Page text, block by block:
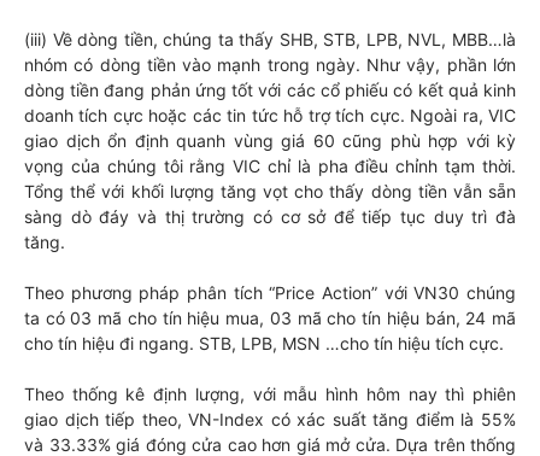
(iii) Về dòng tiền, chúng ta thấy SHB, STB, LPB, NVL, MBB…là
nhóm có dòng tiền vào mạnh trong ngày. Như vậy, phần lớn
dòng tiền đang phản ứng tốt với các cổ phiếu có kết quả kinh
doanh tích cực hoặc các tin tức hỗ trợ tích cực. Ngoài ra, VIC
giao dịch ổn định quanh vùng giá 60 cũng phù hợp với kỳ
vọng của chúng tôi rằng VIC chỉ là pha điều chỉnh tạm thời.
Tổng thể với khối lượng tăng vọt cho thấy dòng tiền vẫn sẵn
sàng dò đáy và thị trường có cơ sở để tiếp tục duy trì đà
tăng.
Theo phương pháp phân tích “Price Action” với VN30 chúng
ta có 03 mã cho tín hiệu mua, 03 mã cho tín hiệu bán, 24 mã
cho tín hiệu đi ngang. STB, LPB, MSN …cho tín hiệu tích cực.
Theo thống kê định lượng, với mẫu hình hôm nay thì phiên
giao dịch tiếp theo, VN-Index có xác suất tăng điểm là 55%
và 33.33% giá đóng cửa cao hơn giá mở cửa. Dựa trên thống